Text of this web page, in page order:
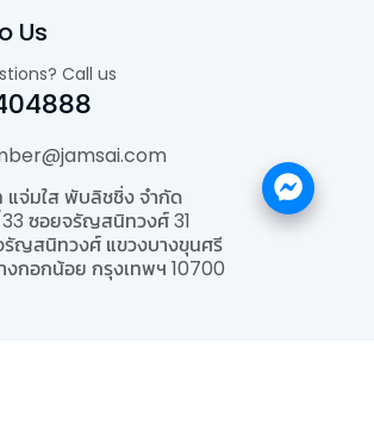
Us
Call us
แจ่มใส พับลิชชิ่ง จำกัด
ซอยจรัญสนิทวงศ์ 31
ญสนิทวงศ์ แขวงบางขุนศรี
งกอกน้อย กรุงเทพฯ 10700